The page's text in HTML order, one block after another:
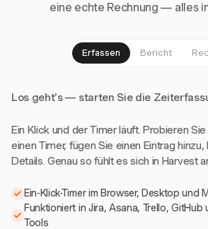
eine echte Rechnung — alles
Erfassen Bericht
Los geht's — starten Sie die
Ein Klick und der Timer läuft. Probieren
einen Timer, fügen Sie einen Eintrag
Details. Genau so fühlt es sich in Harvest
Ein-Klick-Timer im Browser, Desktop und
Funktioniert in Jira, Asana, Trello,
Tools